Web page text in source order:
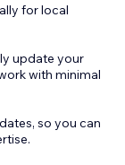
for local
update your
with minimal
so you can